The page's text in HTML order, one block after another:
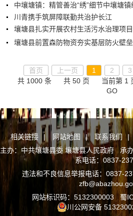
川青携手筑屏障联勤共治护长江
壤塘县前置森防物资夯实基层防火壁垒
首页 上一页 1 2 3
共 1000 条
共 50 页 当前第 1
GO
相关链接 | 网站地图 | 联系我们 |
主办：中共壤塘县委 壤塘县人民政府 承
系电话：0837-
违法和不良信息举报电话：0837-
网站标识码：5132300003蜀
川公网安备